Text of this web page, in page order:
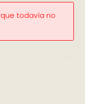
todavía no